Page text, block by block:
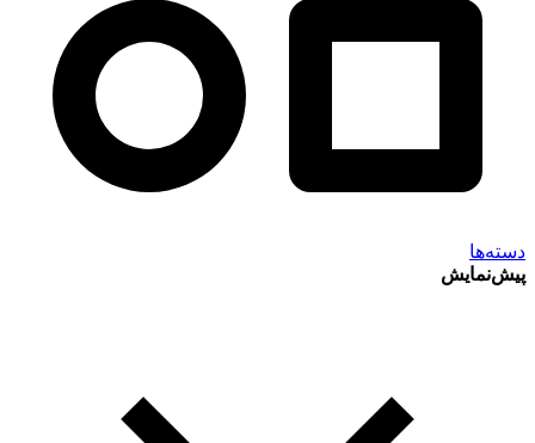
دسته‌ها
پیش‌نمایش